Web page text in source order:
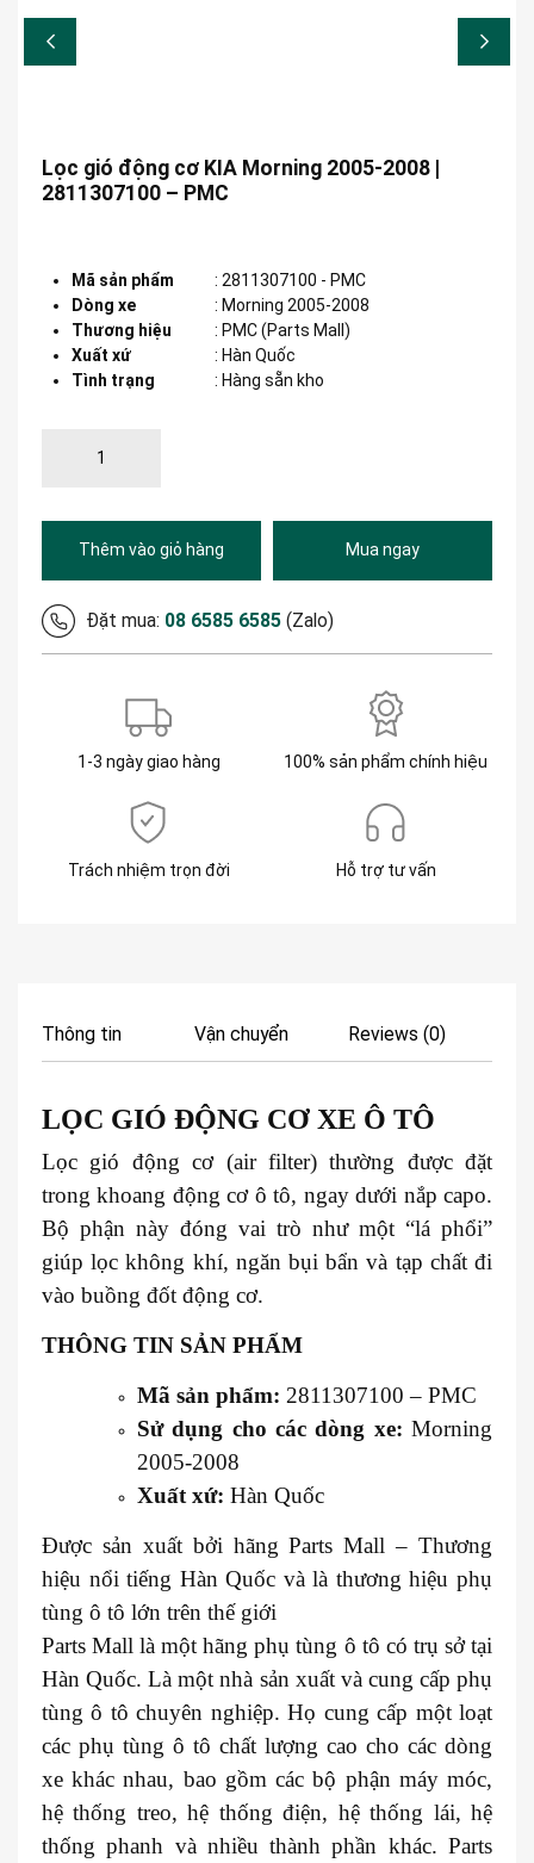
Lọc gió động cơ KIA Morning 2005-2008 |
2811307100 – PMC
Mã sản phẩm : 2811307100 - PMC
Dòng xe
: Morning 2005-2008
Thương hiệu
: PMC (Parts Mall)
Xuất xứ
: Hàn Quốc
Tình trạng
: Hàng sẵn kho
Thêm vào giỏ hàng Mua ngay
Đặt mua: 08 6585 6585 (Zalo)
1-3 ngày giao hàng 100% sản phẩm chính hiệu
Trách nhiệm trọn đời Hỗ trợ tư vấn
Thông tin Vận chuyển Reviews (0)
LỌC GIÓ ĐỘNG CƠ XE Ô TÔ
Lọc gió động cơ (air filter) thường được đặt
trong khoang động cơ ô tô, ngay dưới nắp capo.
Bộ phận này đóng vai trò như một “lá phổi”
giúp lọc không khí, ngăn bụi bẩn và tạp chất đi
vào buồng đốt động cơ.
THÔNG TIN SẢN PHẨM
Mã sản phẩm: 2811307100 – PMC
Sử dụng cho các dòng xe: Morning
2005-2008
Xuất xứ: Hàn Quốc
Được sản xuất bởi hãng Parts Mall – Thương
hiệu nổi tiếng Hàn Quốc và là thương hiệu phụ
tùng ô tô lớn trên thế giới
Parts Mall là một hãng phụ tùng ô tô có trụ sở tại
Hàn Quốc. Là một nhà sản xuất và cung cấp phụ
tùng ô tô chuyên nghiệp. Họ cung cấp một loạt
các phụ tùng ô tô chất lượng cao cho các dòng
xe khác nhau, bao gồm các bộ phận máy móc,
hệ thống treo, hệ thống điện, hệ thống lái, hệ
thống phanh và nhiều thành phần khác. Parts